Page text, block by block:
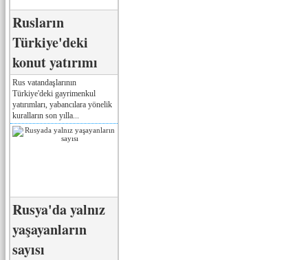
Rusların
Türkiye'deki
konut yatırımı
Rus vatandaşlarının
Türkiye'deki gayrimenkul
yatırımları, yabancılara yönelik
kuralların son yılla...
Rusya'da yalnız
yaşayanların
sayısı